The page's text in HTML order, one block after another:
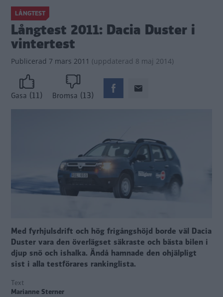
LÅNGTEST
Långtest 2011: Dacia Duster i
vintertest
Publicerad 7 mars 2011 (uppdaterad 8 maj 2014)
Gasa (11) Bromsa (13)
Med fyrhjulsdrift och hög frigångshöjd borde väl Dacia
Duster vara den överlägset säkraste och bästa bilen i
djup snö och ishalka. Ändå hamnade den ohjälpligt
sist i alla testförares rankinglista.
Text
Marianne Sterner